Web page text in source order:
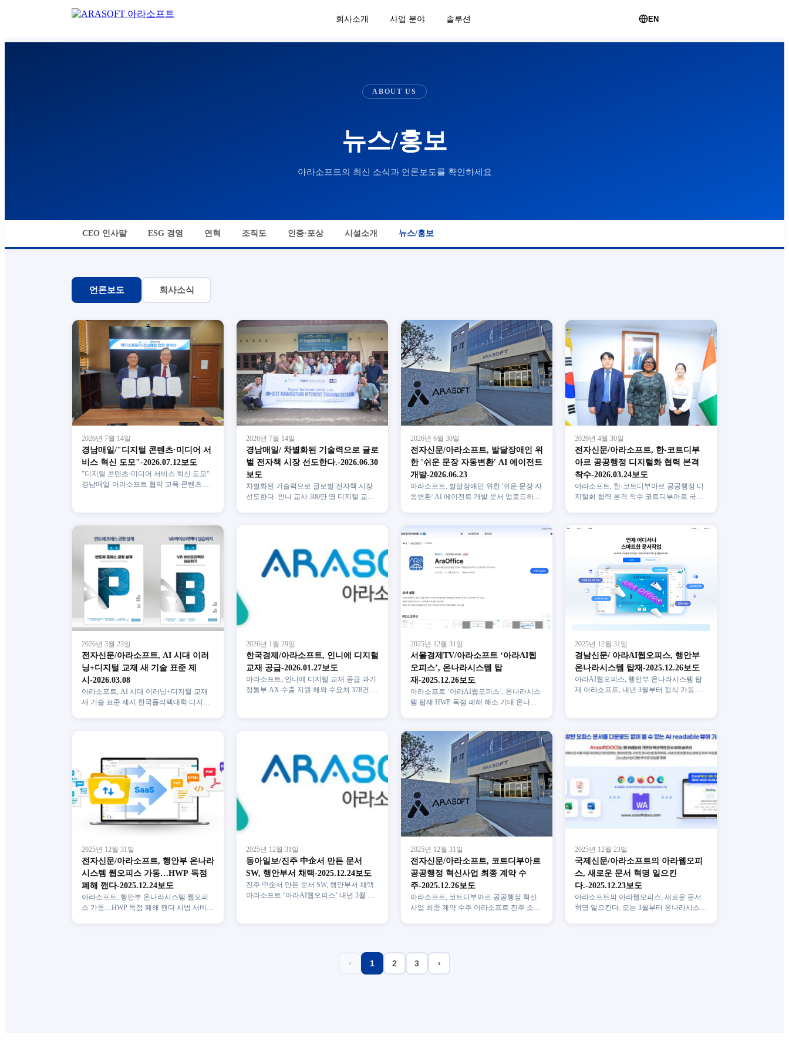
회사소개 사업 분야 솔루션 EN
ABOUT US
뉴스/홍보
아라소프트의 최신 소식과 언론보도를 확인하세요
CEO 인사말 ESG 경영 연혁 조직도 인증·포상 시설소개 뉴스/홍보
언론보도 회사소식
2026년 7월 14일
경남매일/"디지털 콘텐츠·미디어 서
비스 혁신 도모"-2026.07.12보도
"디지털 콘텐츠·미디어 서비스 혁신 도모"
경남매일·아라소프트 협약 교육 콘텐츠 등
2026년 7월 14일
경남매일/ 차별화된 기술력으로 글로
벌 전자책 시장 선도한다.-2026.06.30
보도
차별화된 기술력으로 글로벌 전자책 시장
선도한다. 인니 교사 300만 명 디지털 교재
2026년 6월 30일
전자신문/아라소프트, 발달장애인 위
한 '쉬운 문장 자동변환' AI 에이전트
개발-2026.06.23
아라소프트, 발달장애인 위한 '쉬운 문장 자
동변환' AI 에이전트 개발 문서 업로드하면
2026년 4월 30일
전자신문/아라소프트, 한-코트디부
아르 공공행정 디지털화 협력 본격
착수-2026.03.24보도
아라소프트, 한-코트디부아르 공공행정 디
지털화 협력 본격 착수 코트디부아르 국가
2026년 3월 23일
전자신문/아라소프트, AI 시대 이러
닝+디지털 교재 새 기술 표준 제
시-2026.03.08
아라소프트, AI 시대 이러닝+디지털 교재
새 기술 표준 제시 한국폴리텍대학 디지털
2026년 1월 29일
한국경제/아라소프트, 인니에 디지털
교재 공급-2026.01.27보도
아라소프트, 인니에 디지털 교재 공급 과기
정통부 AX 수출 지원 해외 수요처 378건 발
2025년 12월 31일
서울경제TV/아라소프트 ‘아라AI웹
오피스’, 온나라시스템 탑
재-2025.12.26보도
아라소프트 ‘아라AI웹오피스’, 온나라시스
템 탑재 HWP 독점 폐해 해소 기대 온나라
2025년 12월 31일
경남신문/ 아라AI웹오피스, 행안부
온나라시스템 탑재-2025.12.26보도
아라AI웹오피스, 행안부 온나라시스템 탑
재 아라소프트, 내년 3월부터 정식 가동 한
2025년 12월 31일
전자신문/아라소프트, 행안부 온나라
시스템 웹오피스 가동…HWP 독점
폐해 깬다-2025.12.24보도
아라소프트, 행안부 온나라시스템 웹오피
스 가동…HWP 독점 폐해 깬다 시범 서비스
2025년 12월 31일
동아일보/진주 中企서 만든 문서
SW, 행안부서 채택-2025.12.24보도
진주 中企서 만든 문서 SW, 행안부서 채택
아라소프트 ‘아라AI웹오피스’ 내년 3월 온
2025년 12월 31일
전자신문/아라소프트, 코트디부아르
공공행정 혁신사업 최종 계약 수
주-2025.12.26보도
아라소프트, 코트디부아르 공공행정 혁신
사업 최종 계약 수주 아라소프트 진주 소재
2025년 12월 23일
국제신문/아라소프트의 아라웹오피
스, 새로운 문서 혁명 일으킨
다.-2025.12.23보도
아라소프트의 아라웹오피스, 새로운 문서
혁명 일으킨다. 오는 3월부터 온나라시스템
‹ 1 2 3 ›